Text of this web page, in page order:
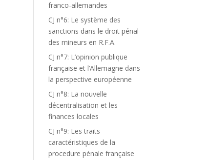
franco-allemandes
CJ n°6: Le système des
sanctions dans le droit pénal
des mineurs en R.F.A.
CJ n°7: L’opinion publique
française et l’Allemagne dans
la perspective européenne
CJ n°8: La nouvelle
décentralisation et les
finances locales
CJ n°9: Les traits
caractéristiques de la
procedure pénale française